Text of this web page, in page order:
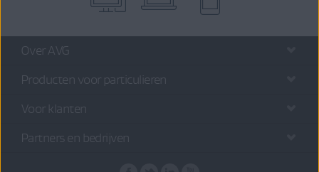
Over AVG
Producten voor particulieren
Voor klanten
Partners en bedrijven